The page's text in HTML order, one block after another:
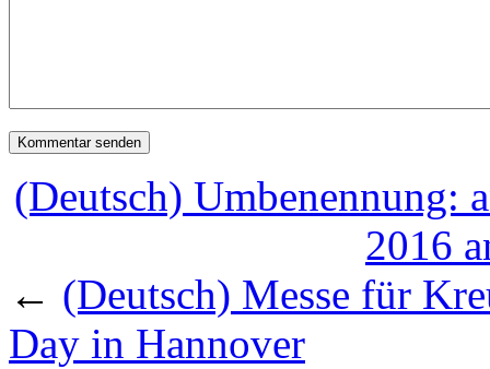
(Deutsch) Umbenennung:
2016
← (Deutsch) Messe für
Day in Hannover